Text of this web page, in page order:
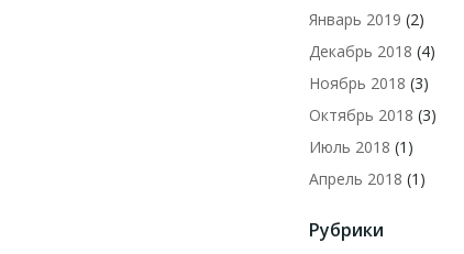
Январь 2019 (2)
Декабрь 2018 (4)
Ноябрь 2018 (3)
Октябрь 2018 (3)
Июль 2018 (1)
Апрель 2018 (1)
Рубрики